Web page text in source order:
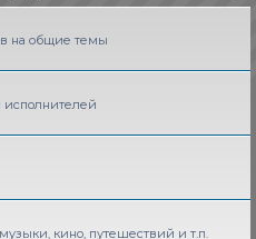
на общие темы
исполнителей
кино, путешествий и т.п.